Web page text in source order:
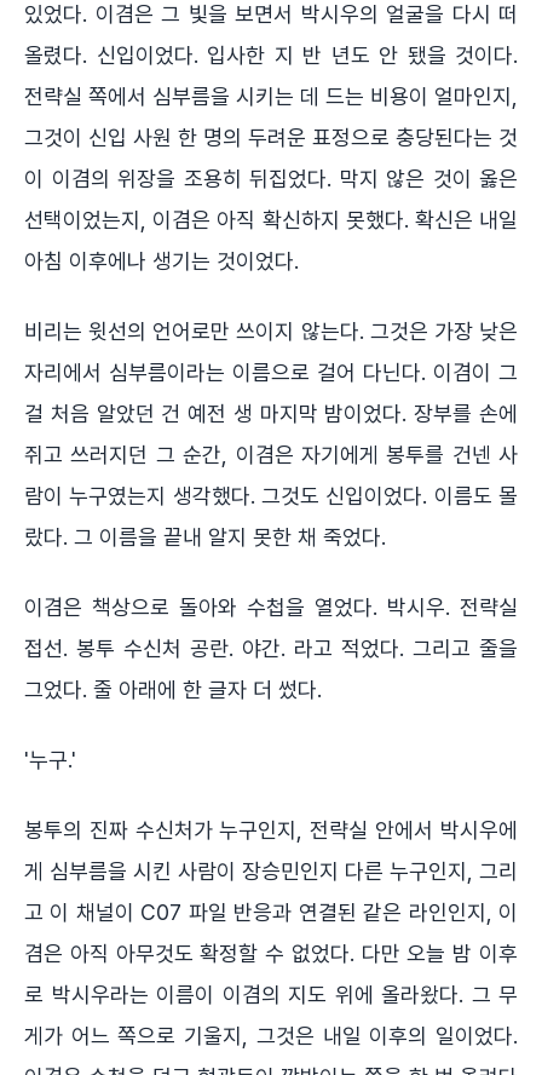
있었다. 이겸은 그 빛을 보면서 박시우의 얼굴을 다시 떠
올렸다. 신입이었다. 입사한 지 반 년도 안 됐을 것이다.
전략실 쪽에서 심부름을 시키는 데 드는 비용이 얼마인지,
그것이 신입 사원 한 명의 두려운 표정으로 충당된다는 것
이 이겸의 위장을 조용히 뒤집었다. 막지 않은 것이 옳은
선택이었는지, 이겸은 아직 확신하지 못했다. 확신은 내일
아침 이후에나 생기는 것이었다.
비리는 윗선의 언어로만 쓰이지 않는다. 그것은 가장 낮은
자리에서 심부름이라는 이름으로 걸어 다닌다. 이겸이 그
걸 처음 알았던 건 예전 생 마지막 밤이었다. 장부를 손에
쥐고 쓰러지던 그 순간, 이겸은 자기에게 봉투를 건넨 사
람이 누구였는지 생각했다. 그것도 신입이었다. 이름도 몰
랐다. 그 이름을 끝내 알지 못한 채 죽었다.
이겸은 책상으로 돌아와 수첩을 열었다. 박시우. 전략실
접선. 봉투 수신처 공란. 야간. 라고 적었다. 그리고 줄을
그었다. 줄 아래에 한 글자 더 썼다.
'누구.'
봉투의 진짜 수신처가 누구인지, 전략실 안에서 박시우에
게 심부름을 시킨 사람이 장승민인지 다른 누구인지, 그리
고 이 채널이 C07 파일 반응과 연결된 같은 라인인지, 이
겸은 아직 아무것도 확정할 수 없었다. 다만 오늘 밤 이후
로 박시우라는 이름이 이겸의 지도 위에 올라왔다. 그 무
게가 어느 쪽으로 기울지, 그것은 내일 이후의 일이었다.